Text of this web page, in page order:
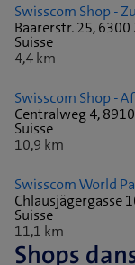
Swisscom Shop -
Baarerstr. 25, 6300
Suisse
4,4 km
Swisscom Shop -
Centralweg 4,
Suisse
10,9 km
Swisscom World
Chlausjägergasse
Suisse
11,1 km
Shops